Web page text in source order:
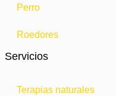
Perro
Roedores
Servicios
Terapias naturales